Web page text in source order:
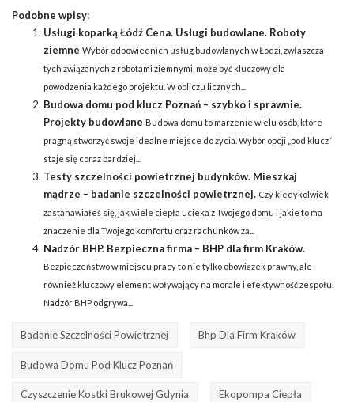
Podobne wpisy:
Usługi koparką Łódź Cena. Usługi budowlane. Roboty
ziemne Wybór odpowiednich usług budowlanych w Łodzi, zwłaszcza
tych związanych z robotami ziemnymi, może być kluczowy dla
powodzenia każdego projektu. W obliczu licznych...
Budowa domu pod klucz Poznań – szybko i sprawnie.
Projekty budowlane Budowa domu to marzenie wielu osób, które
pragną stworzyć swoje idealne miejsce do życia. Wybór opcji „pod klucz”
staje się coraz bardziej...
Testy szczelności powietrznej budynków. Mieszkaj
mądrze – badanie szczelności powietrznej. Czy kiedykolwiek
zastanawiałeś się, jak wiele ciepła ucieka z Twojego domu i jakie to ma
znaczenie dla Twojego komfortu oraz rachunków za...
Nadzór BHP. Bezpieczna firma – BHP dla firm Kraków.
Bezpieczeństwo w miejscu pracy to nie tylko obowiązek prawny, ale
również kluczowy element wpływający na morale i efektywność zespołu.
Nadzór BHP odgrywa...
Badanie Szczelności Powietrznej Bhp Dla Firm Kraków
Budowa Domu Pod Klucz Poznań
Czyszczenie Kostki Brukowej Gdynia Ekopompa Ciepła